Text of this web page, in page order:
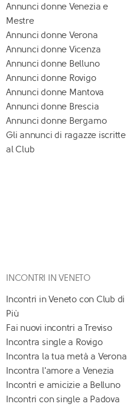
Annunci donne Venezia e
Mestre
Annunci donne Verona
Annunci donne Vicenza
Annunci donne Belluno
Annunci donne Rovigo
Annunci donne Mantova
Annunci donne Brescia
Annunci donne Bergamo
Gli annunci di ragazze iscritte
al Club
INCONTRI IN VENETO
Incontri in Veneto con Club di
Più
Fai nuovi incontri a Treviso
Incontra single a Rovigo
Incontra la tua metà a Verona
Incontra l'amore a Venezia
Incontri e amicizie a Belluno
Incontri con single a Padova